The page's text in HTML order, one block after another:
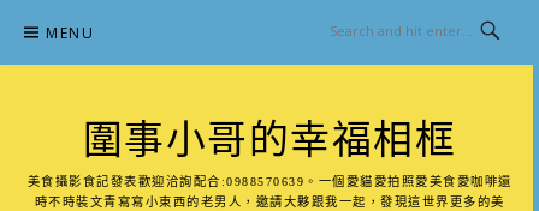
content
MENU
圍事小哥的幸福相框
美食攝影食記發表歡迎洽詢配合:0988570639。一個愛貓愛拍照愛美食愛咖啡還
時不時裝文青寫寫小東西的老男人，邀請大夥跟我一起，發現這世界更多的美